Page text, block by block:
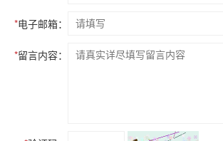
*电子邮箱：
*留言内容：